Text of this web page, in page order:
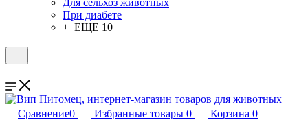
Для сельхоз животных
При диабете
+ ЕЩЕ 10
Сравнение0 Избранные товары 0 Корзина 0